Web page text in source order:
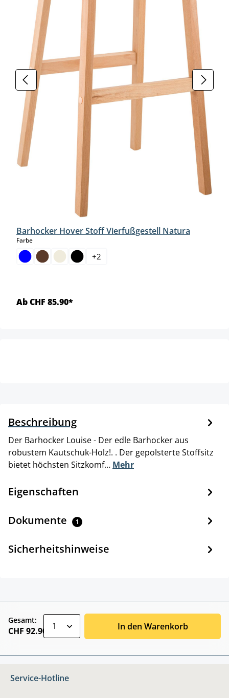
Barhocker Hover Stoff Vierfußgestell Natura
Farbeauswählen
+2
Ab CHF 85.90*
Beschreibung
Der Barhocker Louise - Der edle Barhocker aus
robustem Kautschuk-Holz!. . Der gepolsterte Stoffsitz
bietet höchsten Sitzkomf… Mehr
Eigenschaften
Dokumente 1
Sicherheitshinweise
Gesamt:
CHF 92.90 In den Warenkorb
Service-Hotline